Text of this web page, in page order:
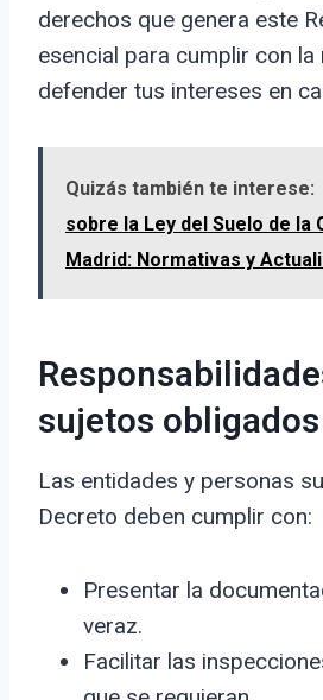
derechos que genera este
esencial para cumplir con la
defender tus intereses en
Quizás también te interese:
sobre la Ley del Suelo de la
Madrid: Normativas y
sujetos obligados
Las entidades y personas
Decreto deben cumplir con:
Presentar la
veraz.
Facilitar las